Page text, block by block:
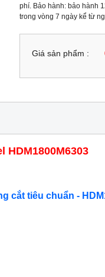
phí. Bảo hành: bảo hành
trong vòng 7 ngày kể từ
Giá sản phẩm :
HDM1800M6303
cắt tiêu chuẩn -